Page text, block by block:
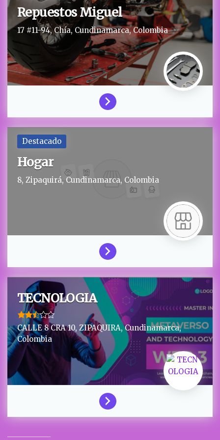
Repuestos Miguel
17 #11-94,Chía, Cundinamarca,Colombia
Destacado
Hogar
8, Zipaquirá, Cundinamarca, Colombia
TECNOLOGIA
CALLE 8 CRA 10, ZIPAQUIRA,Cundinamarca,
Colombia